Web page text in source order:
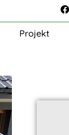
Projekt